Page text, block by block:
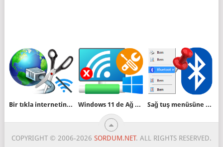
Bir tıkla internetinizi kapatın Windows 11 de Ağ ayarları nasıl sıfırlanır Sağ tuş menüsüne Bluetooth seçeneği ilave edelim
COPYRIGHT © 2006-2026 SORDUM.NET. ALL RIGHTS RESERVED.